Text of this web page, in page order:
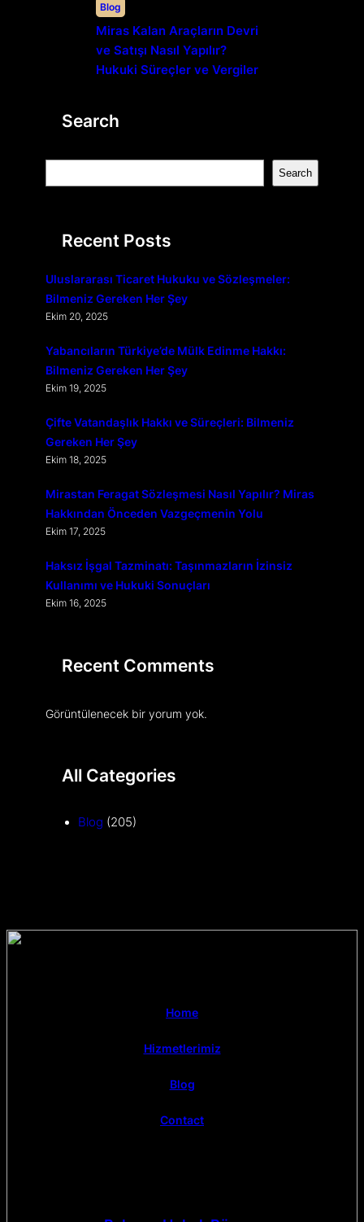
Blog
Miras Kalan Araçların Devri
ve Satışı Nasıl Yapılır?
Hukuki Süreçler ve Vergiler
Search
e
Search
Recent Posts
Uluslararası Ticaret Hukuku ve Sözleşmeler:
Bilmeniz Gereken Her Şey
Ekim 20, 2025
Yabancıların Türkiye’de Mülk Edinme Hakkı:
Bilmeniz Gereken Her Şey
Ekim 19, 2025
Çifte Vatandaşlık Hakkı ve Süreçleri: Bilmeniz
Gereken Her Şey
Ekim 18, 2025
Mirastan Feragat Sözleşmesi Nasıl Yapılır? Miras
Hakkından Önceden Vazgeçmenin Yolu
Ekim 17, 2025
Haksız İşgal Tazminatı: Taşınmazların İzinsiz
Kullanımı ve Hukuki Sonuçları
Ekim 16, 2025
Recent Comments
Görüntülenecek bir yorum yok.
All Categories
Blog (205)
Home
Hizmetlerimiz
Blog
Contact